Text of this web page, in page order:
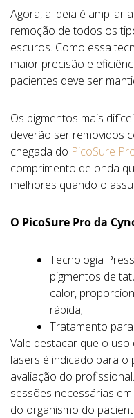
Agora, a ideia é ampliar
remoção de todos os
escuros. Como essa
maior precisão e
pacientes deve ser
Os pigmentos mais
deverão ser removidos
chegada do PicoSure
comprimento de onda
melhores quando o
O PicoSure Pro da
Tecnologia
pigmentos de
calor,
rápida;
Tratamento
Vale destacar que o
lasers é indicado para
avaliação do
sessões necessárias
do organismo do